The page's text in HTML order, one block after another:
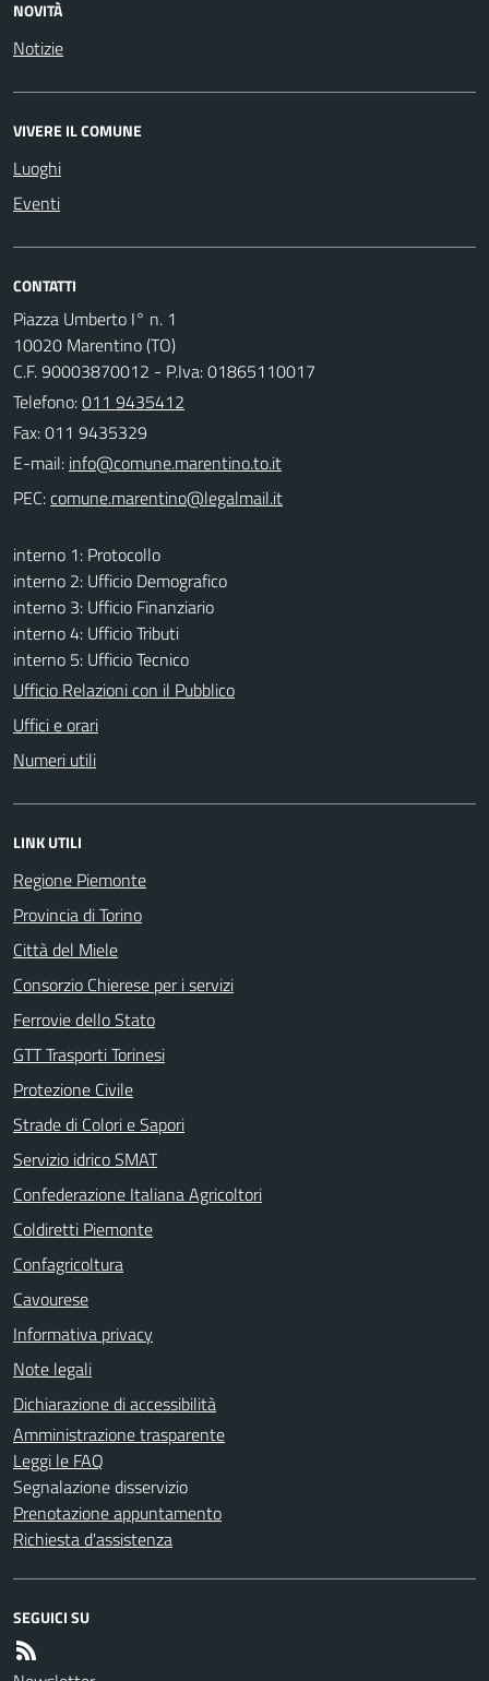
NOVITÀ
Notizie
VIVERE IL COMUNE
Luoghi
Eventi
CONTATTI
Piazza Umberto I° n. 1
10020 Marentino (TO)
C.F. 90003870012 - P.Iva: 01865110017
Telefono:011 9435412
Fax: 011 9435329
E-mail:
PEC:
interno 1: Protocollo
interno 2: Ufficio Demografico
interno 3: Ufficio Finanziario
interno 4: Ufficio Tributi
interno 5: Ufficio Tecnico
Ufficio Relazioni con il Pubblico
Uffici e orari
Numeri utili
LINK UTILI
Regione Piemonte
Provincia di Torino
Città del Miele
Consorzio Chierese per i servizi
Ferrovie dello Stato
GTT Trasporti Torinesi
Protezione Civile
Strade di Colori e Sapori
Servizio idrico SMAT
Confederazione Italiana Agricoltori
Coldiretti Piemonte
Confagricoltura
Cavourese
Informativa privacy
Note legali
Dichiarazione di accessibilità
Amministrazione trasparente
Leggi le FAQ
Segnalazione disservizio
Prenotazione appuntamento
Richiesta d'assistenza
SEGUICI SU